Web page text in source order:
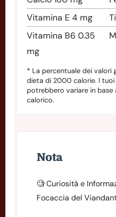
Vitamina E 4 mg
Vitamina B6 0.35
mg
* La percentuale dei valori
dieta di 2000 calorie. I tuoi
potrebbero variare in
calorico.
Nota
🧐 Curiosità e
Focaccia del